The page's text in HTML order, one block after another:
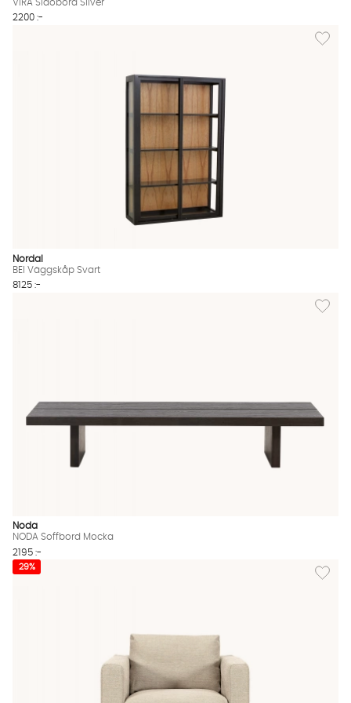
VIRA Sidobord Silver
2200 :-
Lägg
Nordal
BEI Väggskåp Svart
8125 :-
Lägg
Noda
NODA Soffbord Mocka
2195 :-
Lägg
29%